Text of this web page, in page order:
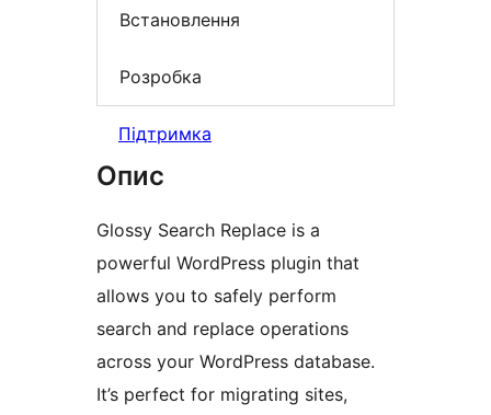
Встановлення
Розробка
Підтримка
Опис
Glossy Search Replace is a
powerful WordPress plugin that
allows you to safely perform
search and replace operations
across your WordPress database.
It’s perfect for migrating sites,